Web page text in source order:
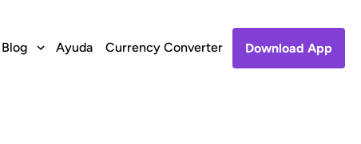
Blog Ayuda Currency Converter Download App